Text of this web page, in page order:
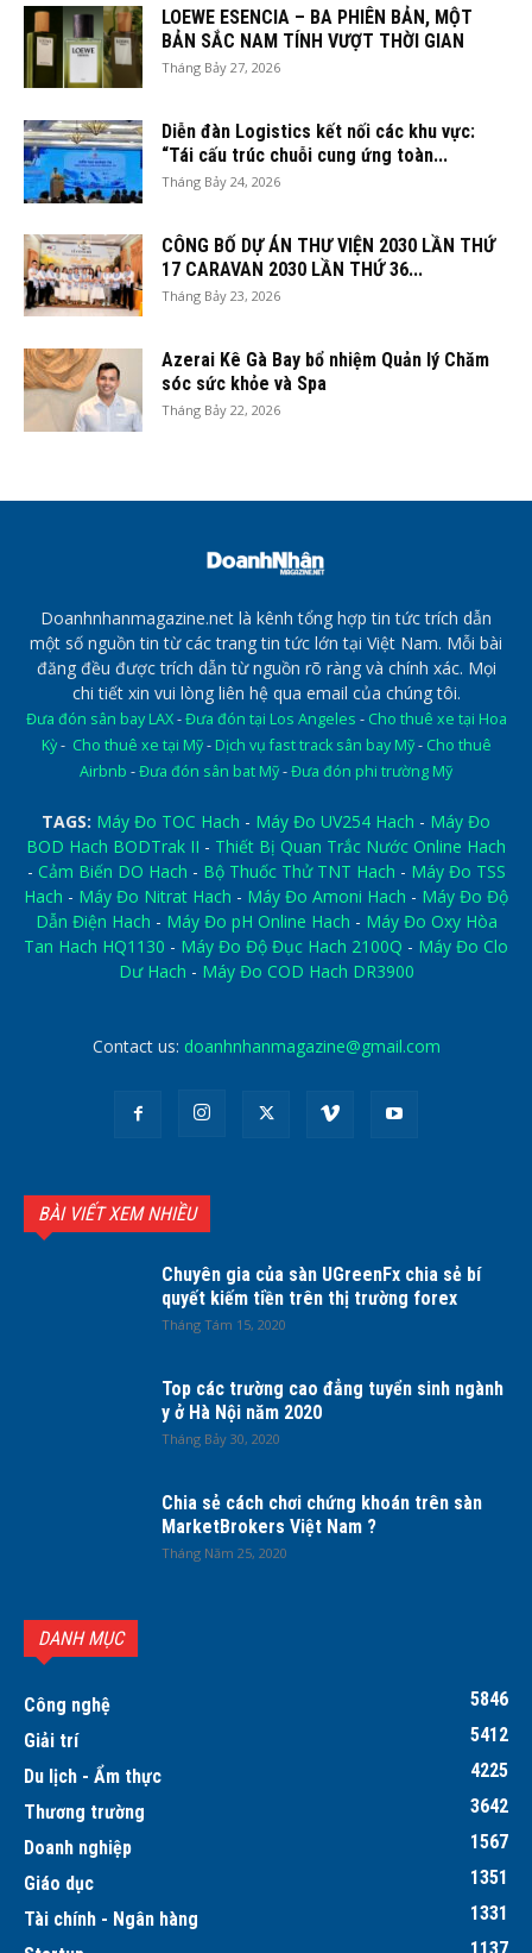
LOEWE ESENCIA – BA PHIÊN BẢN, MỘT
BẢN SẮC NAM TÍNH VƯỢT THỜI GIAN
Tháng Bảy 27, 2026
Diễn đàn Logistics kết nối các khu vực:
“Tái cấu trúc chuỗi cung ứng toàn...
Tháng Bảy 24, 2026
CÔNG BỐ DỰ ÁN THƯ VIỆN 2030 LẦN THỨ
17 CARAVAN 2030 LẦN THỨ 36...
Tháng Bảy 23, 2026
Azerai Kê Gà Bay bổ nhiệm Quản lý Chăm
sóc sức khỏe và Spa
Tháng Bảy 22, 2026
Doanhnhanmagazine.net là kênh tổng hợp tin tức trích dẫn
một số nguồn tin từ các trang tin tức lớn tại Việt Nam. Mỗi bài
đăng đều được trích dẫn từ nguồn rõ ràng và chính xác. Mọi
chi tiết xin vui lòng liên hệ qua email của chúng tôi.
Đưa đón sân bay LAX-Đưa đón tại Los Angeles - Cho thuê xe tại Hoa
Kỳ- Cho thuê xe tại Mỹ- Dịch vụ fast track sân bay Mỹ- Cho thuê
Airbnb -Đưa đón sân bat Mỹ-Đưa đón phi trường Mỹ
TAGS: Máy Đo TOC Hach - Máy Đo UV254 Hach - Máy Đo
BOD Hach BODTrak II - Thiết Bị Quan Trắc Nước Online Hach
- Cảm Biến DO Hach - Bộ Thuốc Thử TNT Hach - Máy Đo TSS
Hach - Máy Đo Nitrat Hach - Máy Đo Amoni Hach - Máy Đo Độ
Dẫn Điện Hach - Máy Đo pH Online Hach - Máy Đo Oxy Hòa
Tan Hach HQ1130 - Máy Đo Độ Đục Hach 2100Q - Máy Đo Clo
Dư Hach - Máy Đo COD Hach DR3900
Contact us: doanhnhanmagazine@gmail.com
BÀI VIẾT XEM NHIỀU
Chuyên gia của sàn UGreenFx chia sẻ bí
quyết kiếm tiền trên thị trường forex
Tháng Tám 15, 2020
Top các trường cao đẳng tuyển sinh ngành
y ở Hà Nội năm 2020
Tháng Bảy 30, 2020
Chia sẻ cách chơi chứng khoán trên sàn
MarketBrokers Việt Nam ?
Tháng Năm 25, 2020
DANH MỤC
Công nghệ
5846
Giải trí
5412
Du lịch - Ẩm thực
4225
Thương trường
3642
Doanh nghiệp
1567
Giáo dục
1351
Tài chính - Ngân hàng
1331
1137